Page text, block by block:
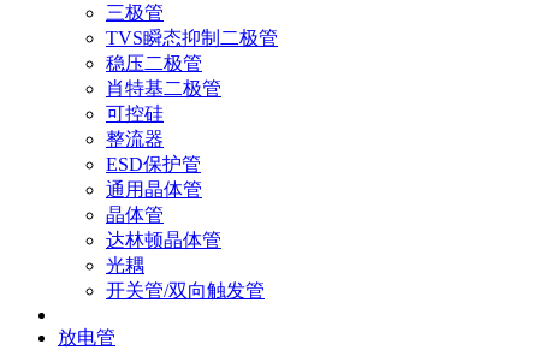
三极管
TVS瞬态抑制二极管
稳压二极管
肖特基二极管
可控硅
整流器
ESD保护管
通用晶体管
晶体管
达林顿晶体管
光耦
开关管/双向触发管
放电管